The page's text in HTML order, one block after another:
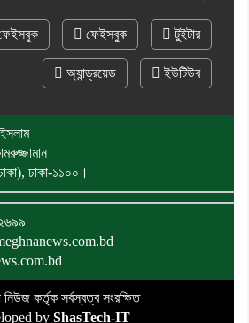
ফেইসবুক টুইটার
অ্যান্ড্রয়েড ইউটিউব
ঢাকা-১১০০।
কর্তৃক সর্বস্বত্ব সংরক্ষিত
by ShasTech-IT